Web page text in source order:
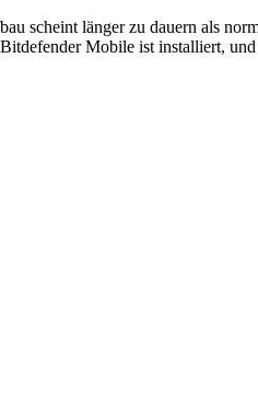
scheint länger zu dauern als
Mobile ist installiert,